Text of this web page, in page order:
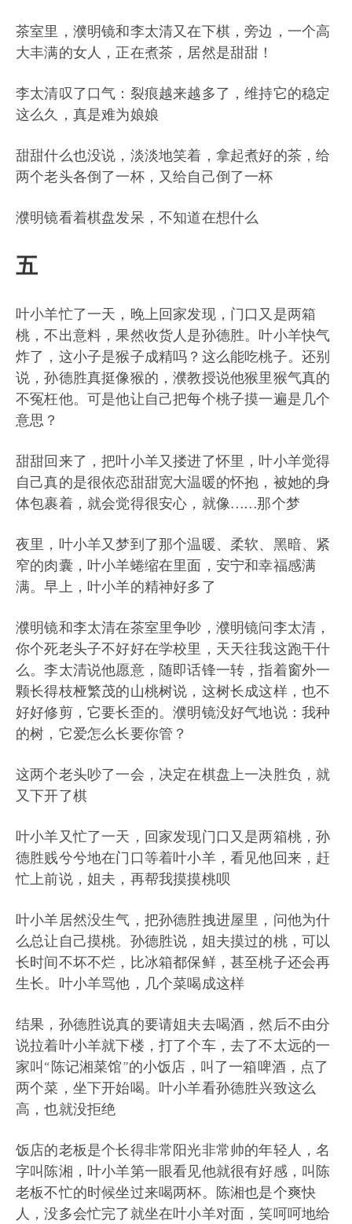
茶室里，濮明镜和李太清又在下棋，旁边，一个高
大丰满的女人，正在煮茶，居然是甜甜！
李太清叹了口气：裂痕越来越多了，维持它的稳定
这么久，真是难为娘娘
甜甜什么也没说，淡淡地笑着，拿起煮好的茶，给
两个老头各倒了一杯，又给自己倒了一杯
濮明镜看着棋盘发呆，不知道在想什么
五
叶小羊忙了一天，晚上回家发现，门口又是两箱
桃，不出意料，果然收货人是孙德胜。叶小羊快气
炸了，这小子是猴子成精吗？这么能吃桃子。还别
说，孙德胜真挺像猴的，濮教授说他猴里猴气真的
不冤枉他。可是他让自己把每个桃子摸一遍是几个
意思？
甜甜回来了，把叶小羊又搂进了怀里，叶小羊觉得
自己真的是很依恋甜甜宽大温暖的怀抱，被她的身
体包裹着，就会觉得很安心，就像……那个梦
夜里，叶小羊又梦到了那个温暖、柔软、黑暗、紧
窄的肉囊，叶小羊蜷缩在里面，安宁和幸福感满
满。早上，叶小羊的精神好多了
濮明镜和李太清在茶室里争吵，濮明镜问李太清，
你个死老头子不好好在学校里，天天往我这跑干什
么。李太清说他愿意，随即话锋一转，指着窗外一
颗长得枝桠繁茂的山桃树说，这树长成这样，也不
好好修剪，它要长歪的。濮明镜没好气地说：我种
的树，它爱怎么长要你管？
这两个老头吵了一会，决定在棋盘上一决胜负，就
又下开了棋
叶小羊又忙了一天，回家发现门口又是两箱桃，孙
德胜贱兮兮地在门口等着叶小羊，看见他回来，赶
忙上前说，姐夫，再帮我摸摸桃呗
叶小羊居然没生气，把孙德胜拽进屋里，问他为什
么总让自己摸桃。孙德胜说，姐夫摸过的桃，可以
长时间不坏不烂，比冰箱都保鲜，甚至桃子还会再
生长。叶小羊骂他，几个菜喝成这样
结果，孙德胜说真的要请姐夫去喝酒，然后不由分
说拉着叶小羊就下楼，打了个车，去了不太远的一
家叫“陈记湘菜馆”的小饭店，叫了一箱啤酒，点了
两个菜，坐下开始喝。叶小羊看孙德胜兴致这么
高，也就没拒绝
饭店的老板是个长得非常阳光非常帅的年轻人，名
字叫陈湘，叶小羊第一眼看见他就很有好感，叫陈
老板不忙的时候坐过来喝两杯。陈湘也是个爽快
人，没多会忙完了就坐在叶小羊对面，笑呵呵地给